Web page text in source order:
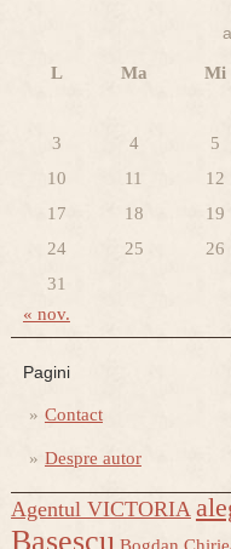
L Ma Mi
3
4 5
10
11 12
17
18 19
24
25 26
31
« nov.
Pagini
Contact
Despre autor
Agentul VICTORIA
Basescu Bogdan